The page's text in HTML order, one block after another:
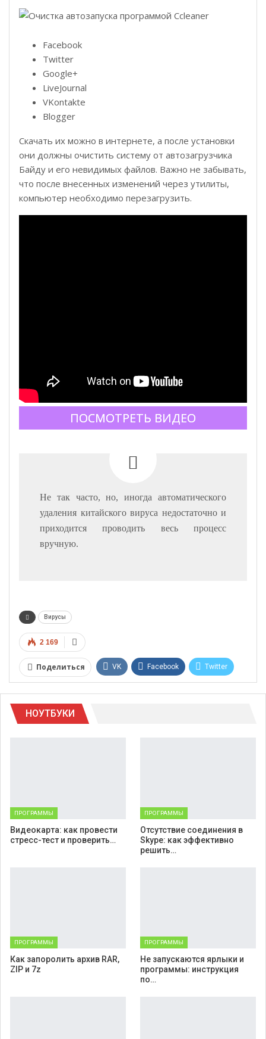
Facebook
Twitter
Google+
LiveJournal
VKontakte
Blogger
Скачать их можно в интернете, а после установки
они должны очистить систему от автозагрузчика
Байду и его невидимых файлов. Важно не забывать,
что после внесенных изменений через утилиты,
компьютер необходимо перезагрузить.
ПОСМОТРЕТЬ ВИДЕО
Не так часто, но, иногда автоматического
удаления китайского вируса недостаточно и
приходится проводить весь процесс
вручную.
Вирусы
2 169
Поделиться VK Facebook Twitter
Telegram
НОУТБУКИ
ПРОГРАММЫ
Видеокарта: как провести
стресс-тест и проверить…
ПРОГРАММЫ
Отсутствие соединения в
Skype: как эффективно
решить…
ПРОГРАММЫ
Как запоролить архив RAR,
ZIP и 7z
ПРОГРАММЫ
Не запускаются ярлыки и
программы: инструкция
по…